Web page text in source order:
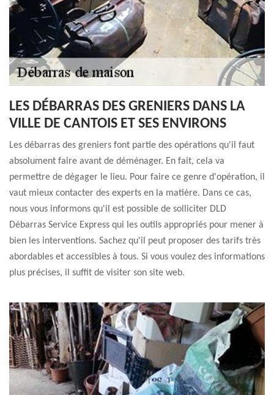
LES DÉBARRAS DES GRENIERS DANS LA
VILLE DE CANTOIS ET SES ENVIRONS
Les débarras des greniers font partie des opérations qu'il faut
absolument faire avant de déménager. En fait, cela va
permettre de dégager le lieu. Pour faire ce genre d'opération, il
vaut mieux contacter des experts en la matière. Dans ce cas,
nous vous informons qu'il est possible de solliciter DLD
Débarras Service Express qui les outils appropriés pour mener à
bien les interventions. Sachez qu'il peut proposer des tarifs très
abordables et accessibles à tous. Si vous voulez des informations
plus précises, il suffit de visiter son site web.